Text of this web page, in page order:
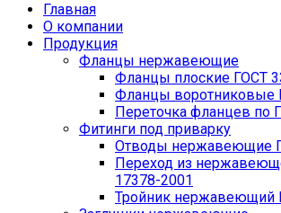
Главная
О компании
Продукция
Фланцы нержавеющие
Фланцы плоские ГОСТ
Фланцы воротниковые
Переточка фланцев по
Фитинги под приварку
Отводы нержавеющие
Переход из
17378-2001
Тройник нержавеющий